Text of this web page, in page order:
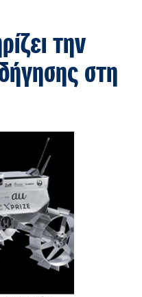
την
στη